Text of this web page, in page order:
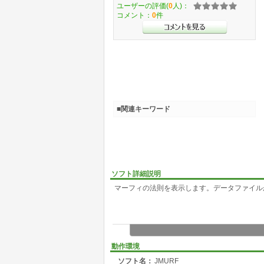
ソフト詳細説明
マーフィの法則を表示します。データファイ
動作環境
ソフト名： JMURF
ユーザーの評価(0 人)：
コメント： 0件
■関連キーワード